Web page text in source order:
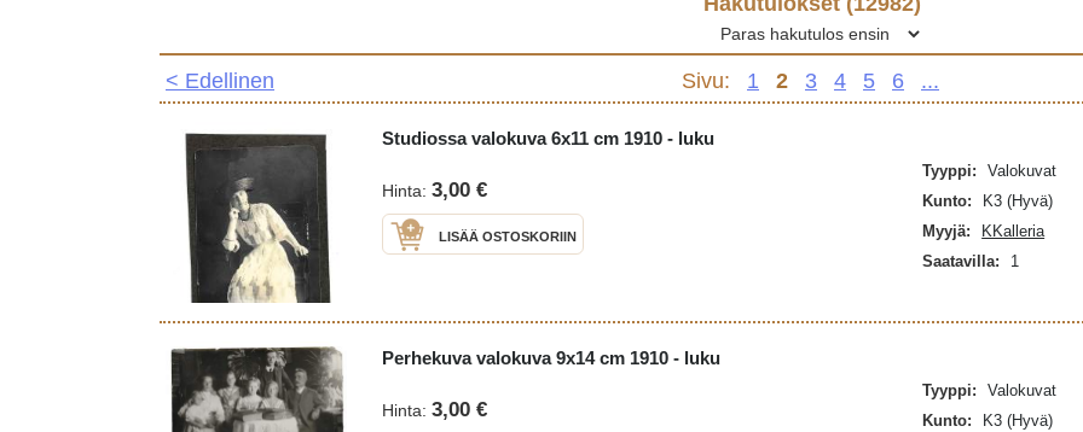
< Edellinen Sivu: 1 2 3 4 5 6 ...
Studiossa valokuva 6x11 cm 1910 - luku
Hinta: 3,00 €
LISÄÄ OSTOSKORIIN
Tyyppi:
Valokuvat
Kunto:
K3 (Hyvä)
Myyjä:
KKalleria
Saatavilla:
1
Perhekuva valokuva 9x14 cm 1910 - luku
Hinta: 3,00 €
Tyyppi:
Valokuvat
Kunto:
K3 (Hyvä)